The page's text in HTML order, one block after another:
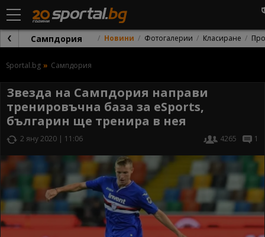
Сампдория Новини Фотогалерии Класиране
Sportal.bg Сампдория
Звезда на Сампдория направи
тренировъчна база за eSports,
българин ще тренира в нея
2 яну 2020 | 11:06 4265 1